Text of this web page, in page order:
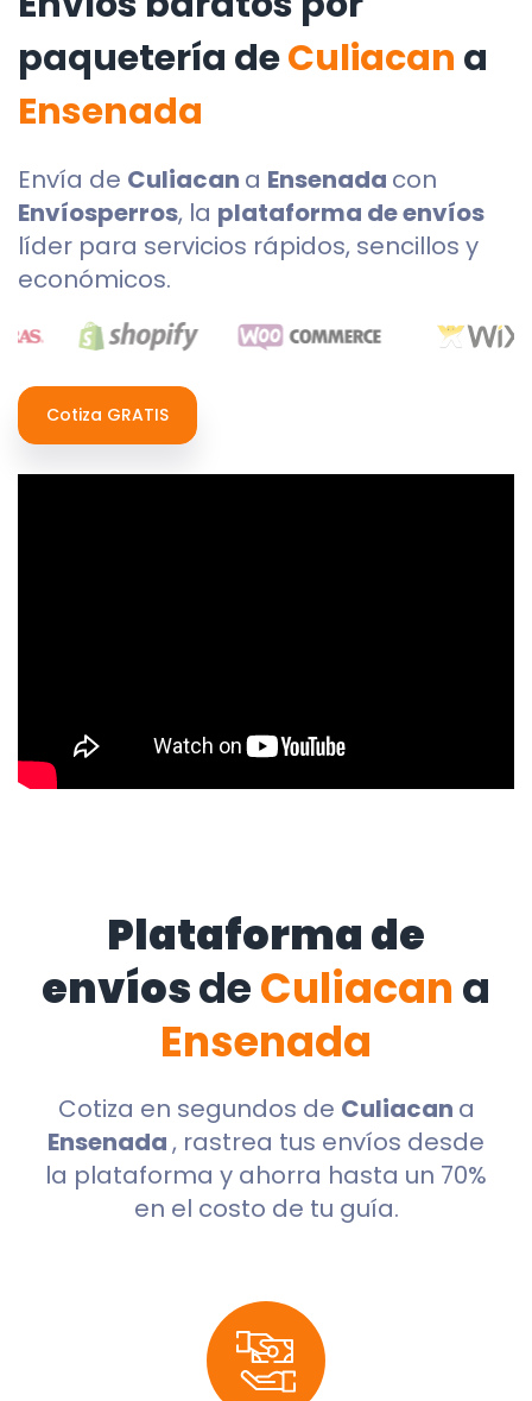
paquetería deCuliacan a
Ensenada
Envía de Culiacan a Ensenada con
Envíosperros, la plataforma de envíos
líder para servicios rápidos, sencillos y
económicos.
Cotiza GRATIS
Plataforma de
envíosdeCuliacan a
Ensenada
Cotiza en segundos de Culiacan a
Ensenada, rastrea tus envíos desde
la plataforma y ahorra hasta un 70%
en el costo de tu guía.